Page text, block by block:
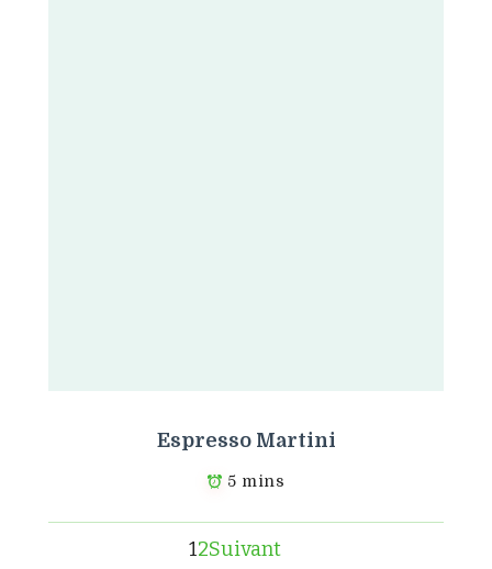
Espresso Martini
5 mins
12Suivant